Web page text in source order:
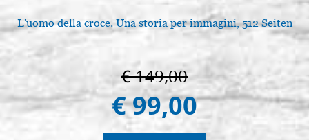
L'uomo della croce. Una storia per immagini, 512 Seiten
€ 149,00
€ 99,00